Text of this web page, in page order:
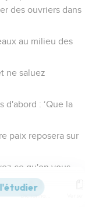
des ouvriers dans
au milieu des
ne saluez
d'abord : ‘Que la
paix reposera sur
ce qu'on vous
pas de maison